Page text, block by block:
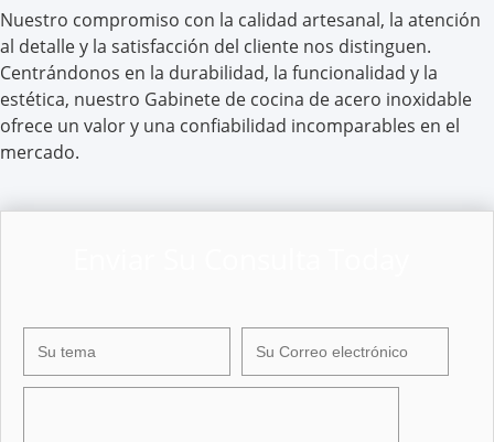
Nuestro compromiso con la calidad artesanal, la atención
al detalle y la satisfacción del cliente nos distinguen.
Centrándonos en la durabilidad, la funcionalidad y la
estética, nuestro Gabinete de cocina de acero inoxidable
ofrece un valor y una confiabilidad incomparables en el
mercado.